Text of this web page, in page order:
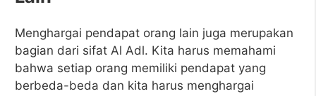
Menghargai pendapat orang lain juga merupakan
bagian dari sifat Al Adl. Kita harus memahami
bahwa setiap orang memiliki pendapat yang
berbeda-beda dan kita harus menghargai